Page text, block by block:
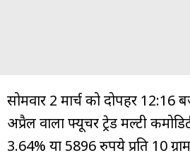
सोमवार 2 मार्च को दोपहर
अप्रैल वाला फ्यूचर ट्रेड मल्टी
3.64% या 5896 रुपये प्रति 10